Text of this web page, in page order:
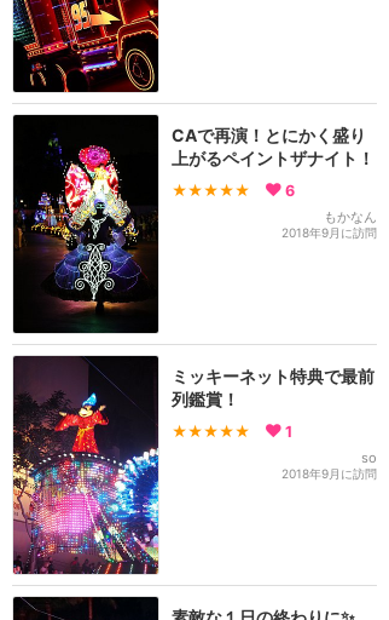
CAで再演！とにかく盛り
上がるペイントザナイト！
★★★★★ 6
もかなん
2018年9月に訪問
ミッキーネット特典で最前
列鑑賞！
★★★★★ 1
so
2018年9月に訪問